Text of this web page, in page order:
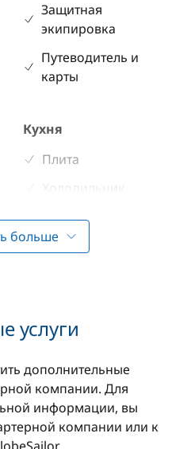
Защитная
экипировка
Путеводитель и
карты
Кухня
Плита
Холодильник
больше
услуги
дополнительные
компании. Для
информации, вы
компании или к